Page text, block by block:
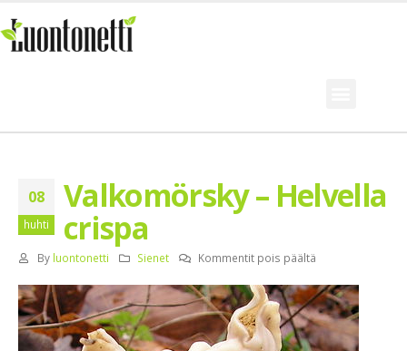
08
huhti
Valkomörsky – Helvella
crispa
By luontonetti Sienet Kommentit pois päältä